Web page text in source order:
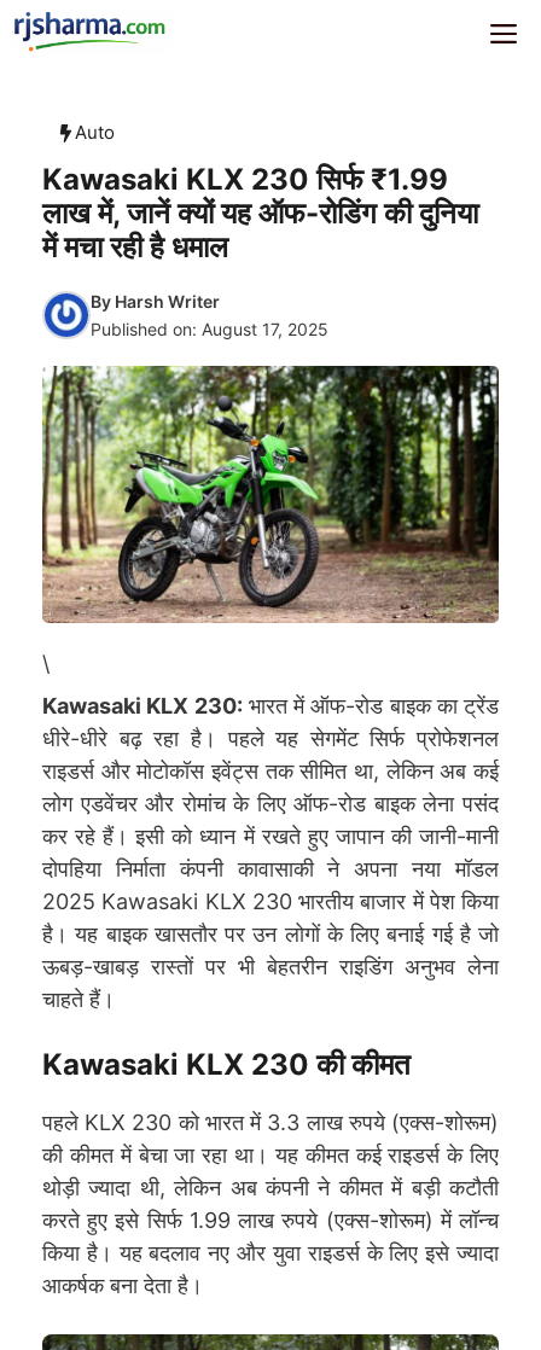
Skip
Auto
Kawasaki KLX 230 सिर्फ ₹1.99
लाख में, जानें क्यों यह ऑफ-रोडिंग की दुनिया
में मचा रही है धमाल
By Harsh Writer
Published on: August 17, 2025
\
Kawasaki KLX 230: भारत में ऑफ-रोड बाइक का ट्रेंड
धीरे-धीरे बढ़ रहा है। पहले यह सेगमेंट सिर्फ प्रोफेशनल
राइडर्स और मोटोकॉस इवेंट्स तक सीमित था, लेकिन अब कई
लोग एडवेंचर और रोमांच के लिए ऑफ-रोड बाइक लेना पसंद
कर रहे हैं। इसी को ध्यान में रखते हुए जापान की जानी-मानी
दोपहिया निर्माता कंपनी कावासाकी ने अपना नया मॉडल
2025 Kawasaki KLX 230 भारतीय बाजार में पेश किया
है। यह बाइक खासतौर पर उन लोगों के लिए बनाई गई है जो
ऊबड़-खाबड़ रास्तों पर भी बेहतरीन राइडिंग अनुभव लेना
चाहते हैं।
Kawasaki KLX 230 की कीमत
पहले KLX 230 को भारत में 3.3 लाख रुपये (एक्स-शोरूम)
की कीमत में बेचा जा रहा था। यह कीमत कई राइडर्स के लिए
थोड़ी ज्यादा थी, लेकिन अब कंपनी ने कीमत में बड़ी कटौती
करते हुए इसे सिर्फ 1.99 लाख रुपये (एक्स-शोरूम) में लॉन्च
किया है। यह बदलाव नए और युवा राइडर्स के लिए इसे ज्यादा
आकर्षक बना देता है।